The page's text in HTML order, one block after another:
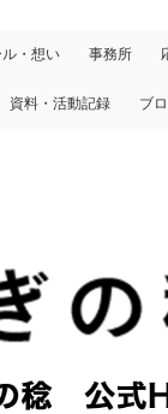
・想い 事務所
資料・活動記録 ブ